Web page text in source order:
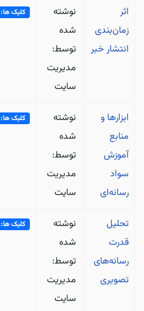
اثر
زمان‌بندی
انتشار خبر
نوشته
شده
توسط:
مدیریت
سایت
کلیک ها: 157
ابزارها و
منابع
آموزش
سواد
رسانه‌ای
نوشته
شده
توسط:
مدیریت
سایت
کلیک ها: 212
تحلیل
قدرت
رسانه‌های
تصویری
نوشته
شده
توسط:
مدیریت
سایت
کلیک ها: 141